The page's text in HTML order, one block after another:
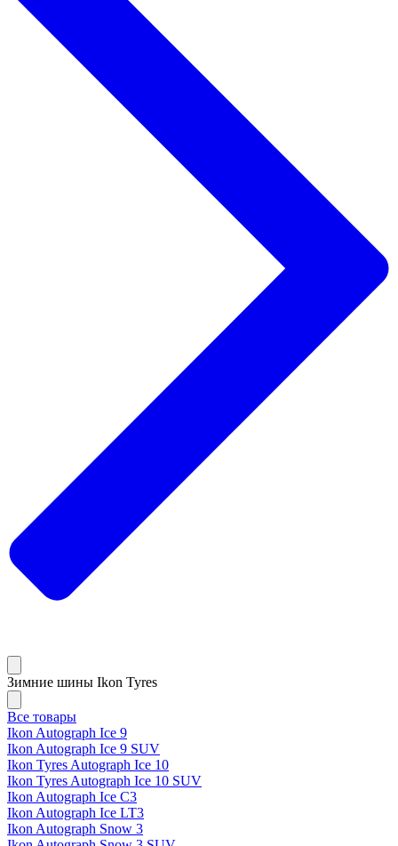
Зимние шины Ikon Tyres
Все товары
Ikon Autograph Ice 9
Ikon Autograph Ice 9 SUV
Ikon Tyres Autograph Ice 10
Ikon Tyres Autograph Ice 10 SUV
Ikon Autograph Ice C3
Ikon Autograph Ice LT3
Ikon Autograph Snow 3